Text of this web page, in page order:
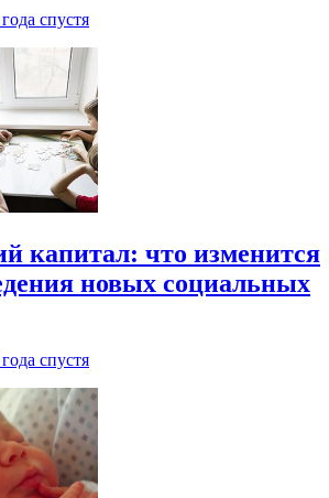
спустя
капитал: что изменится
новых социальных
спустя